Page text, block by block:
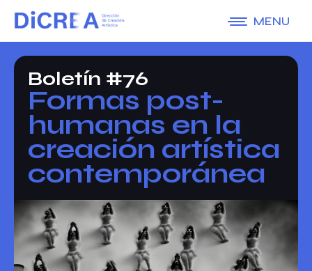
MENU
Boletín #76
Formas post-
humanas en la
creación artística
contemporánea